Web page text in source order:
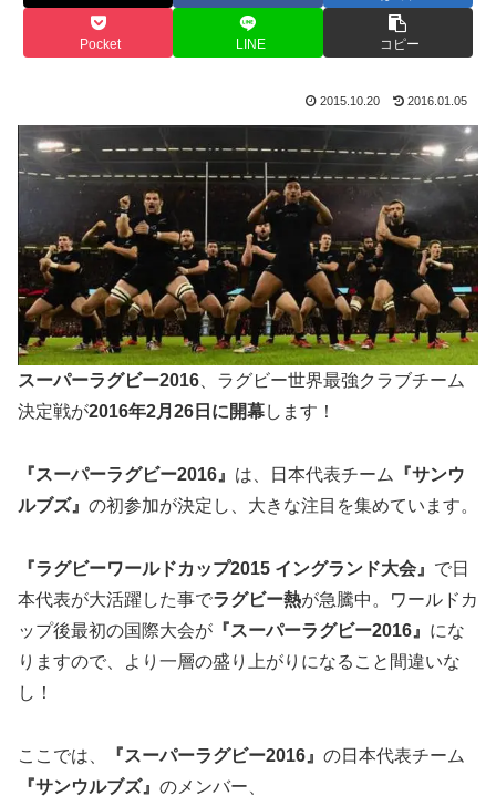
Pocket LINE コピー
2015.10.20 2016.01.05
スーパーラグビー2016、ラグビー世界最強クラブチーム
決定戦が2016年2月26日に開幕します！
『スーパーラグビー2016』 は、日本代表チーム
『サンウ
ルブズ』 の初参加が決定 し、大きな注目を集めています。
『ラグビーワールドカップ2015 イングランド大会』 で日
本代表が大活躍した事でラグビー熱が急騰中。ワールドカ
ップ後最初の国際大会が 『スーパーラグビー2016』 にな
りますので、より一層の盛り上がりになること間違いな
し！
ここでは、 『スーパーラグビー2016』 の日本代表チーム
『サンウルブズ』 のメンバー、